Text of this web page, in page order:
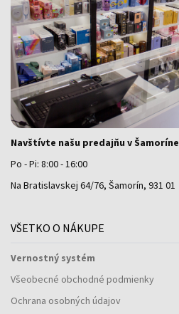
Navštívte našu predajňu v Šamoríne
Po - Pi: 8:00 - 16:00
Na Bratislavskej 64/76, Šamorín, 931 01
VŠETKO O NÁKUPE
Vernostný systém
Všeobecné obchodné podmienky
Ochrana osobných údajov